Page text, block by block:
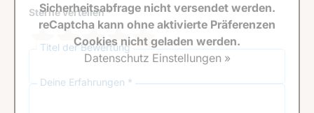
Sterne verteilen *
Titel der Bewertung
Deine Erfahrungen *
Sicherheitsabfrage nicht versendet werden.
reCaptcha kann ohne aktivierte Präferenzen
Cookies nicht geladen werden.
Datenschutz Einstellungen »